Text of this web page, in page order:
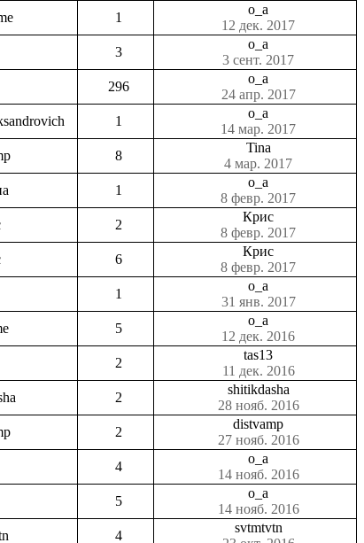
1
o_a
12 дек. 2017
3
o_a
3 сент. 2017
296
o_a
24 апр. 2017
1
o_a
14 мар. 2017
8
Tina
4 мар. 2017
1
o_a
8 февр. 2017
2
Крис
8 февр. 2017
6
Крис
8 февр. 2017
1
o_a
31 янв. 2017
5
o_a
12 дек. 2016
2
tas13
11 дек. 2016
2
shitikdasha
28 нояб. 2016
2
distvamp
27 нояб. 2016
4
o_a
14 нояб. 2016
5
o_a
14 нояб. 2016
4
svtmtvtn